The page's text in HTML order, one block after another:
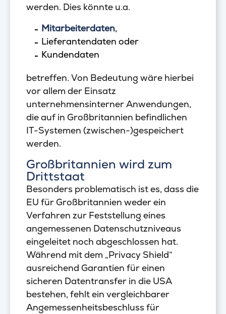
werden. Dies könnte u.a.
Mitarbeiterdaten,
Lieferantendaten oder
Kundendaten
betreffen. Von Bedeutung wäre hierbei
vor allem der Einsatz
unternehmensinterner Anwendungen,
die auf in Großbritannien befindlichen
IT-Systemen (zwischen-)gespeichert
werden.
Großbritannien wird zum
Drittstaat
Besonders problematisch ist es, dass die
EU für Großbritannien weder ein
Verfahren zur Feststellung eines
angemessenen Datenschutzniveaus
eingeleitet noch abgeschlossen hat.
Während mit dem „Privacy Shield“
ausreichend Garantien für einen
sicheren Datentransfer in die USA
bestehen, fehlt ein vergleichbarer
Angemessenheitsbeschluss für